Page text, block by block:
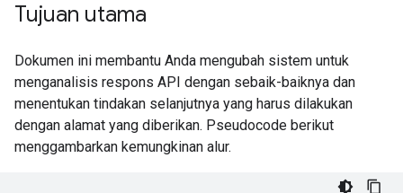
Tujuan utama
Dokumen ini membantu Anda mengubah sistem untuk
menganalisis respons API dengan sebaik-baiknya dan
menentukan tindakan selanjutnya yang harus dilakukan
dengan alamat yang diberikan. Pseudocode berikut
menggambarkan kemungkinan alur.